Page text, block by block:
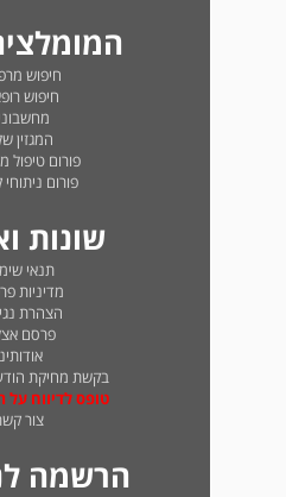
חיפוש
חיפוש
המגזין
פורום טיפול
פורום
שונות
תנאי
מדיניות
הצהרת
פרסם
בקשת מחיקת
טופס לדיווח על
צור
הרשמה